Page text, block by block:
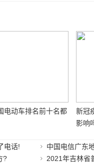
电动车排名前十名都
新冠
影响
电话!
中国电信广东
?
2021年吉林省